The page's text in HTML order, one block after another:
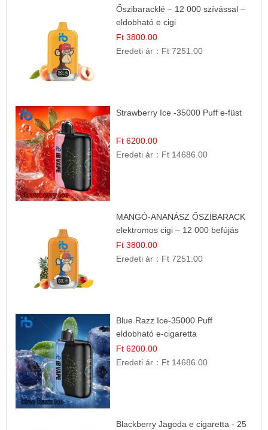
Őszibaracklé – 12 000 szívással –
eldobható e cigi
Ft 3800.00
Eredeti ár： Ft 7251.00
Strawberry Ice -35000 Puff e-füst
Ft 6200.00
Eredeti ár： Ft 14686.00
MANGÓ-ANANÁSZ ŐSZIBARACK
elektromos cigi – 12 000 befújás
Ft 3800.00
Eredeti ár： Ft 7251.00
Blue Razz Ice-35000 Puff
eldobható e-cigaretta
Ft 6200.00
Eredeti ár： Ft 14686.00
Blackberry Jagoda e cigaretta - 25